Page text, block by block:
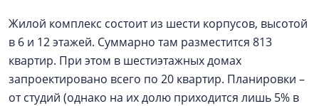
Жилой комплекс состоит из шести корпусов, высотой
в 6 и 12 этажей. Суммарно там разместится 813
квартир. При этом в шестиэтажных домах
запроектировано всего по 20 квартир. Планировки –
от студий (однако на их долю приходится лишь 5% в